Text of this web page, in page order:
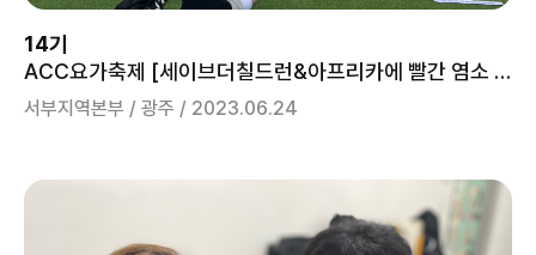
14기
ACC요가축제 [세이브더칠드런&아프리카에 빨간 염소 보내기] 홍보 부스 운영!
서부지역본부 / 광주 / 2023.06.24